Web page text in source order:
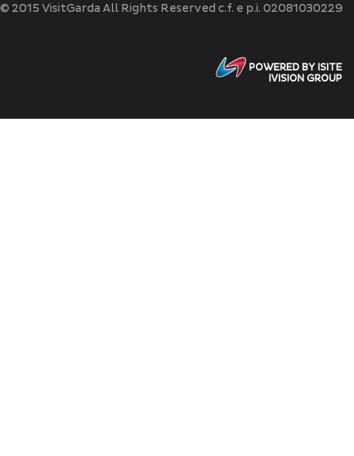
© 2015 VisitGarda All Rights Reserved c.f. e p.i. 02081030229
POWERED BY ISITE
IVISION GROUP